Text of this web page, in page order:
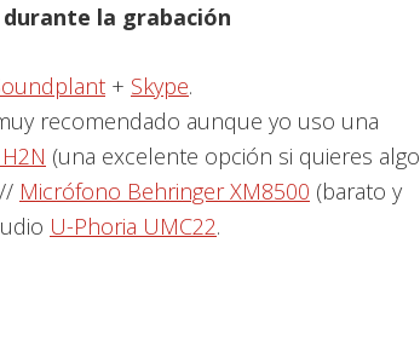
la grabación
+ Skype.
recomendado aunque yo uso una
(una excelente opción si quieres algo
Micrófono Behringer XM8500 (barato y
U-Phoria UMC22.